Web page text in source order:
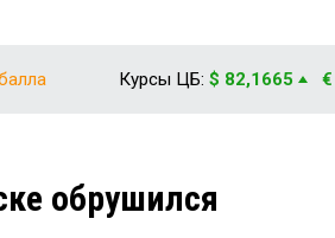
Курсы ЦБ: $ 82,1665
обрушился